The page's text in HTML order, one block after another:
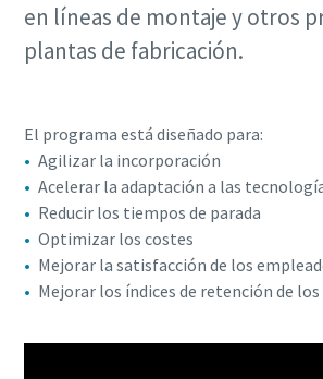
en líneas de montaje y otros
plantas de fabricación.
El programa está diseñado para:
Agilizar la incorporación
Acelerar la adaptación a las
Reducir los tiempos de parada
Optimizar los costes
Mejorar la satisfacción de los
Mejorar los índices de retención de